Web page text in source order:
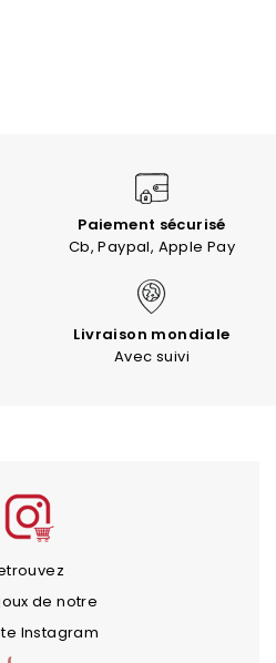
Paiement sécurisé
Cb, Paypal, Apple Pay
Livraison mondiale
Avec suivi
de notre
Instagram